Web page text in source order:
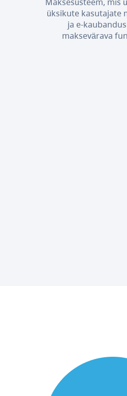
üksikute kasutajate
ja e-
maksevärava